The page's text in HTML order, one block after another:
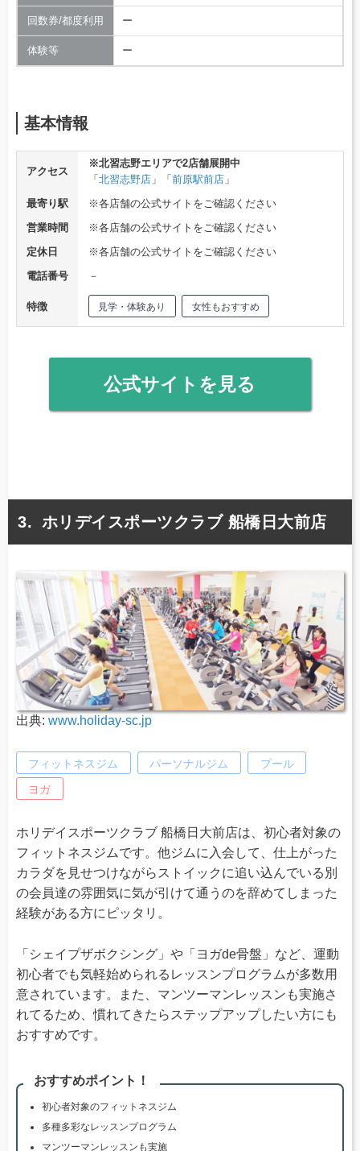
回数券/都度利用 ー
体験等 ー
基本情報
アクセス
※北習志野エリアで2店舗展開中
「 北習志野店」「 前原駅前店」
最寄り駅
※各店舗の公式サイトをご確認ください
営業時間
※各店舗の公式サイトをご確認ください
定休日
※各店舗の公式サイトをご確認ください
電話番号
－
特徴 見学・体験あり 女性もおすすめ
公式サイトを見る
ホリデイスポーツクラブ 船橋日大前店
出典: www.holiday-sc.jp
フィットネスジム パーソナルジム プール
ヨガ
ホリデイスポーツクラブ 船橋日大前店は、初心者対象の
フィットネスジムです。他ジムに入会して、仕上がった
カラダを見せつけながらストイックに追い込んでいる別
の会員達の雰囲気に気が引けて通うのを辞めてしまった
経験がある方にピッタリ。
「シェイプザボクシング」や「ヨガde骨盤」など、運動
初心者でも気軽始められるレッスンプログラムが多数用
意されています。また、マンツーマンレッスンも実施さ
れてるため、慣れてきたらステップアップしたい方にも
おすすめです。
おすすめポイント！
初心者対象のフィットネスジム
多種多彩なレッスンプログラム
マンツーマンレッスンも実施